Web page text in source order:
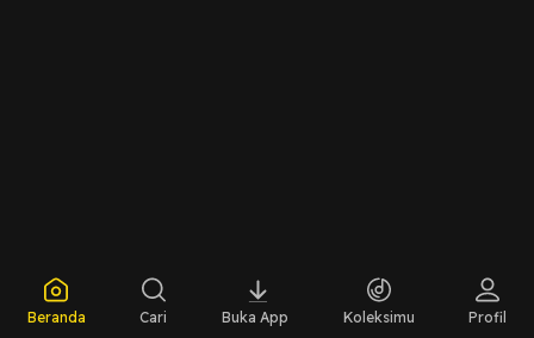
Beranda Cari Buka App Koleksimu Profil